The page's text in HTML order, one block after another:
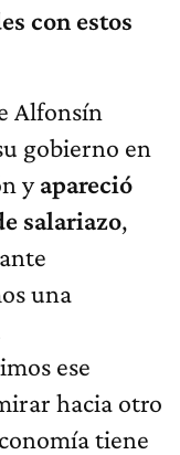
con estos
Alfonsín
gobierno en
yapareció
salariazo,
una
ese
hacia otro
tiene